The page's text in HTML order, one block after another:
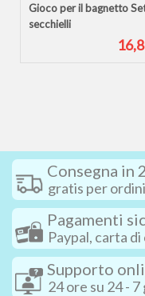
Gioco per il bagnetto
secchielli
Consegna in
gratis per
Pagamenti
Paypal, carta
Supporto
24 ore su 24 -